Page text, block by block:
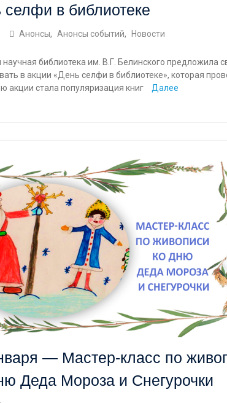
селфи в библиотеке
Анонсы, Анонсы событий, Новости
научная библиотека им. В.Г. Белинского предложила
в акции «День селфи в библиотеке», которая
акции стала популяризация книг
Далее
— Мастер-класс по
Деда Мороза и Снегурочки